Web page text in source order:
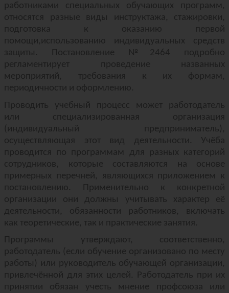
работниками специальных обучающих программ,
относятся разные виды инструктажа, стажировки,
подготовка к оказанию первой
помощи,использованию индивидуальных средств
защиты. Постановление №2464 подробно
регламентирует проведение названных
мероприятий, требования к их формам,
периодичности и оформлению.
Проводить учебный процесс может работодатель
или специализированная организация
(индивидуальный предприниматель),
осуществляющая этот вид деятельности. Учёба
проводится по программам для разных категорий
сотрудников, которые составляются на основе
примерных перечней, являющихся приложением к
постановлению. Применительно к конкретной
организации они должны учитывать характер её
деятельности, обязанности работников, включать
как теоретические, так и практические занятия.
Программы утверждают, соответственно,
работодатель (если обучение организовано по месту
работы) или руководитель обучающей организации,
привлечённой для этих целей. Работодатель при их
принятии обязан учесть мнение профсоюза или